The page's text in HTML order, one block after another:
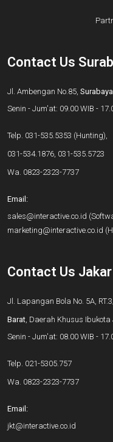
Contact Us
Jl. Ambengan No.85,
Senin - Jum'at: 09.00 WIB -
Telp. 031-535.5353 (Hunting),
031-534.1876, 031-535.5723
Wa. 0823-2323-7737
Email:
sales@interactive.co.id
marketing@interactive.co.id
Contact Us
Jl. Lapangan Bola No. 5A,
Barat, Daerah Khusus
Senin - Jum'at: 08.00 WIB -
Telp. 021-5305.757
Wa. 0823-2323-7737
Email:
jkt@interactive.co.id